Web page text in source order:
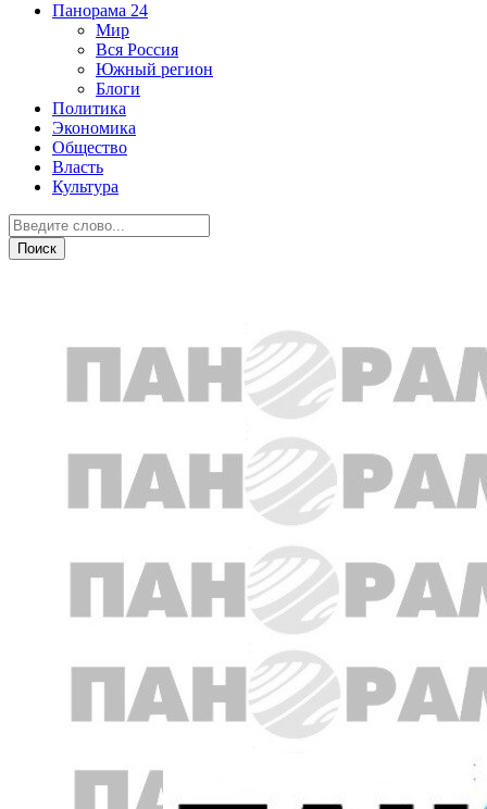
Панорама 24
Мир
Вся Россия
Южный регион
Блоги
Политика
Экономика
Общество
Власть
Культура